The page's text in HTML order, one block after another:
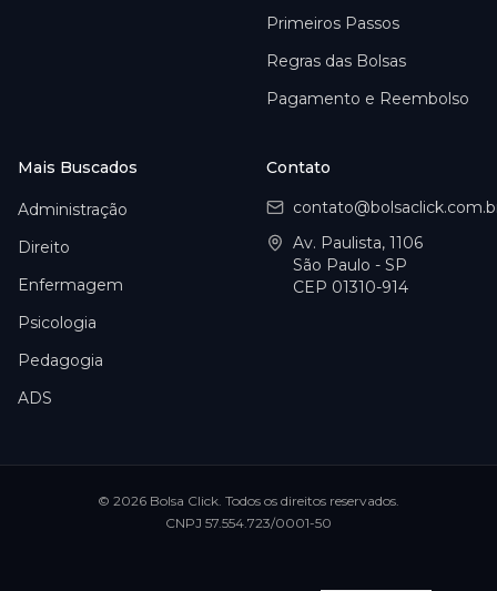
Primeiros Passos
Regras das Bolsas
Pagamento e Reembolso
Mais Buscados
Administração
Direito
Enfermagem
Psicologia
Pedagogia
ADS
Contato
Av. Paulista, 1106
São Paulo - SP
CEP 01310-914
© 2026 Bolsa Click . Todos os direitos reservados.
CNPJ 57.554.723/0001-50